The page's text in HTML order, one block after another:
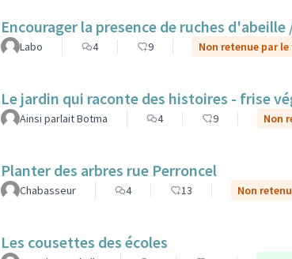
Encourager la presence de ruches
Labo 4 9 Non retenue par
Le jardin qui raconte des histoires - frise
Ainsi parlait Botma 4 9 Non
Planter des arbres rue Perroncel
Chabasseur 4 13 Non
Les cousettes des écoles